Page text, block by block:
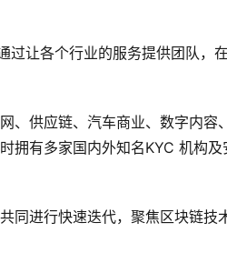
过让各个行业的服务提供团队，
、供应链、汽车商业、数字内容
拥有多家国内外知名KYC 机构及
同进行快速迭代，聚焦区块链技